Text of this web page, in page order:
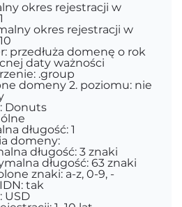
okres rejestracji w
okres rejestracji w
przedłuża domenę o rok
daty ważności
.group
domeny 2. poziomu: nie
Donuts
długość: 1
domeny:
długość: 3 znaki
długość: 63 znaki
znaki: a-z, 0-9, -
tak
USD